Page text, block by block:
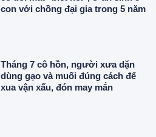
con với chồng đại gia trong 5 năm
Tháng 7 cô hồn, người xưa dặn
dùng gạo và muối đúng cách để
xua vận xấu, đón may mắn